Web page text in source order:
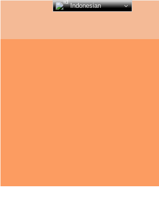
Indonesian